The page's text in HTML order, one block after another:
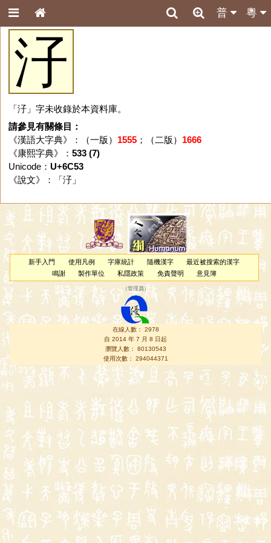
粵
普
汓
「汓」字未收錄於本資料庫。
請參見有關條目：
《漢語大字典》：（一版） 1555；（二版） 1666
《康熙字典》： 533 (7)
Unicode： U+6C53
《說文》：「 汓」
新手入門 使用凡例 字庫統計 隨機漢字
最近被搜索的漢字
鳴謝
製作單位 私隱政策 免責聲明 意見簿
（管理員 ）
在線人數： 2978
自 2014 年 7 月 8 日起
瀏覽人數： 80130543
使用次數： 294044371